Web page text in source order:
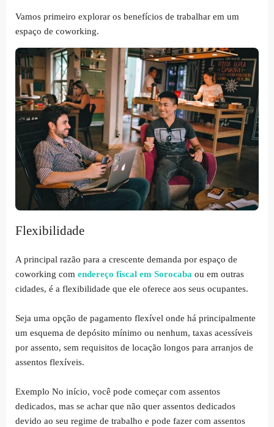
Vamos primeiro explorar os benefícios de trabalhar em um
espaço de coworking.
Flexibilidade
A principal razão para a crescente demanda por espaço de
coworking com endereço fiscal em Sorocaba ou em outras
cidades, é a flexibilidade que ele oferece aos seus ocupantes.
Seja uma opção de pagamento flexível onde há principalmente
um esquema de depósito mínimo ou nenhum, taxas acessíveis
por assento, sem requisitos de locação longos para arranjos de
assentos flexíveis.
Exemplo No início, você pode começar com assentos
dedicados, mas se achar que não quer assentos dedicados
devido ao seu regime de trabalho e pode fazer com assentos